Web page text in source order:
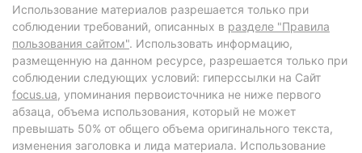
Использование материалов разрешается только при
соблюдении требований, описанных в разделе "Правила
пользования сайтом". Использовать информацию,
размещенную на данном ресурсе, разрешается только при
соблюдении следующих условий: гиперссылки на Сайт
focus.ua, упоминания первоисточника не ниже первого
абзаца, объема использования, который не может
превышать 50% от общего объема оригинального текста,
изменения заголовка и лида материала. Использование